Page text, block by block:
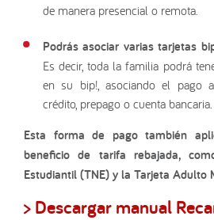
de manera presencial o remota.
Podrás asociar varias tarjetas
Es decir, toda la familia podrá
en su bip!, asociando el pago
crédito, prepago o cuenta bancaria.
Esta forma de pago también
beneficio de tarifa rebajada,
Estudiantil (TNE) y la Tarjeta Adulto
> Descargar manual